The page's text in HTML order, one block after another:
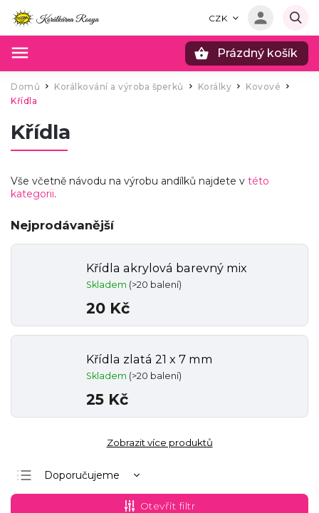
CZK
Prázdný košík
Domů / Korálkování a výroba šperků Korálky / Kovové /
Křídla
Křídla
Vše včetně návodu na výrobu andílků najdete v této
kategorii.
Nejprodávanější
Křídla akrylová barevný mix
Skladem (>20 balení)
20 Kč
Křídla zlatá 21 x 7 mm
Skladem (>20 balení)
25 Kč
Zobrazit více produktů
Doporučujeme
Nejlevnější
Otevřít filtr